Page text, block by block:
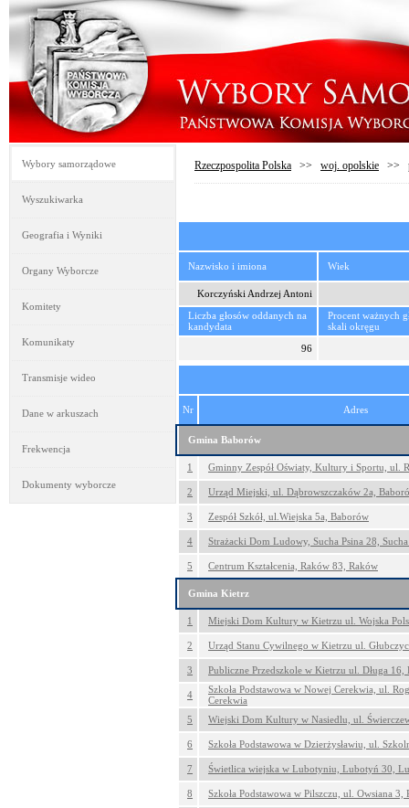
Wybory samorządowe
Wyszukiwarka
Geografia i Wyniki
Organy Wyborcze
Komitety
Komunikaty
Transmisje wideo
Dane w arkuszach
Frekwencja
Dokumenty wyborcze
Rzeczpospolita Polska >> woj. opolskie >>
Nazwisko i imiona Wiek
Korczyński Andrzej Antoni
Liczba głosów oddanych na
kandydata
Procent ważnych
skali okręgu
96
Nr Adres
Gmina Baborów
1 Gminny Zespół Oświaty, Kultury i Sportu, ul.
2 Urząd Miejski, ul. Dąbrowszczaków 2a,
3 Zespół Szkół, ul.Wiejska 5a, Baborów
4 Strażacki Dom Ludowy, Sucha Psina 28, Sucha
5 Centrum Kształcenia, Raków 83, Raków
Gmina Kietrz
1 Miejski Dom Kultury w Kietrzu ul. Wojska
2 Urząd Stanu Cywilnego w Kietrzu ul.
3 Publiczne Przedszkole w Kietrzu ul. Długa 16,
4
Szkoła Podstawowa w Nowej Cerekwia, ul.
Cerekwia
5
Wiejski Dom Kultury w Nasiedlu, ul.
6 Szkoła Podstawowa w Dzierżysławiu, ul.
7 Świetlica wiejska w Lubotyniu, Lubotyń 30,
8 Szkoła Podstawowa w Pilszczu, ul. Owsiana 3,